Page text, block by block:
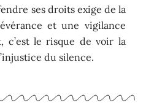
ses droits exige de la
et une vigilance
c’est le risque de voir la
du silence.